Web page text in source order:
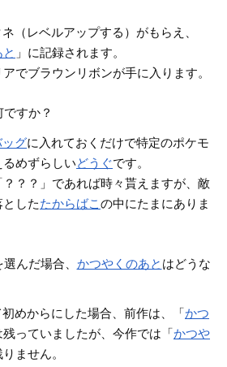
（レベルアップする）がもらえ、
」に記録されます。
アでブラウンリボンが手に入ります。
ですか？
ッグに入れておくだけで特定のポケモ
めずらしいどうぐです。
？？」であれば時々貰えますが、敵
したたからばこの中にたまにありま
んだ場合、 かつやくのあと はどうな
めからにした場合、前作は、「かつ
残っていましたが、今作では「かつや
りません。